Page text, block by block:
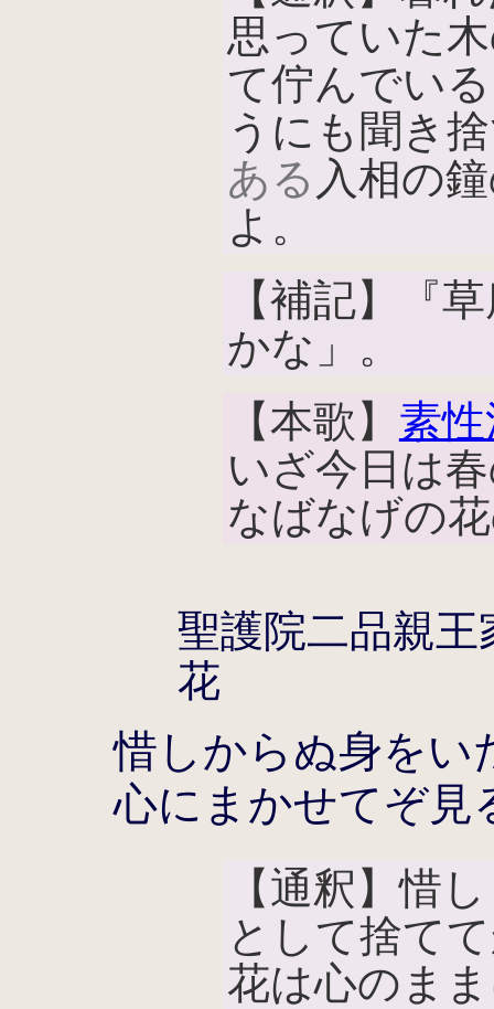
思っていた
て佇んでい
うにも聞き
ある 入相の
よ。
【補記】『
かな」。
【本歌】 素
いざ今日は
なばなげの
聖護院二品親王
花
惜しからぬ身をい
心にまかせてぞ見
【通釈】惜
として捨て
花は心のま